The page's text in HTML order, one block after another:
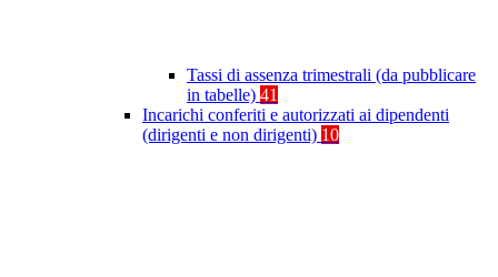
Tassi di assenza trimestrali (da pubblicare
in tabelle) 41
Incarichi conferiti e autorizzati ai dipendenti
(dirigenti e non dirigenti) 10